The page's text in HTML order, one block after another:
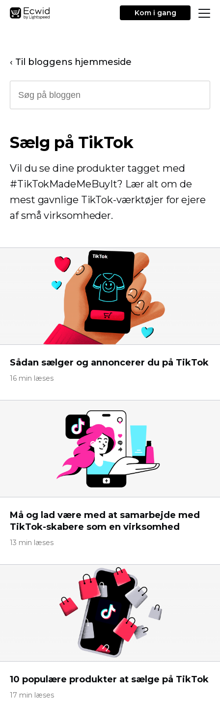
Kom i gang
‹ Til bloggens hjemmeside
Sælg på TikTok
Vil du se dine produkter tagget med
#TikTokMadeMeBuyIt? Lær alt om de
mest gavnlige TikTok-værktøjer for ejere
af små virksomheder.
Sådan sælger og annoncerer du på TikTok
16 min læses
Må og lad være med at samarbejde med
TikTok-skabere som en virksomhed
13 min læses
10 populære produkter at sælge på TikTok
17 min læses